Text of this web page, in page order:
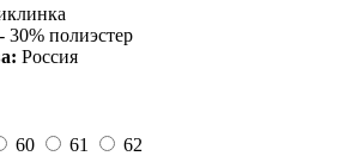
30% полиэстер
Россия
60 61 62